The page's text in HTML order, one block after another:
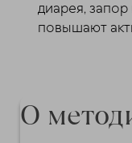
диарея,
повышают
О